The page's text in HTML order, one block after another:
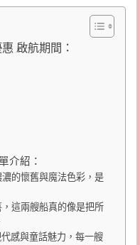
啟航期間：
介紹：
的懷舊與魔法色彩，是
這兩艘船真的像是把所
感與童話魅力，每一艘